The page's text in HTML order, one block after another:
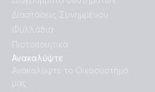
Ανακαλύψτε
Ανακαλύψτε το Οικοσύστημά
μας
Διαστάσεις Συνημμένου
Φυλλάδια
Πιστοποιητικά